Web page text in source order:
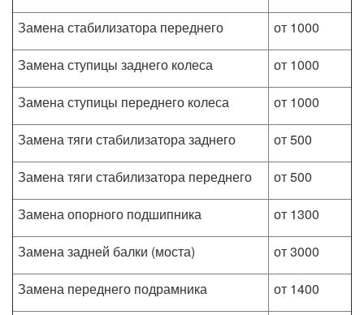
Замена стабилизатора переднего
от 1000
Замена ступицы заднего колеса
от 1000
Замена ступицы переднего колеса
от 1000
Замена тяги стабилизатора заднего
от 500
Замена тяги стабилизатора переднего
от 500
Замена опорного подшипника
от 1300
Замена задней балки (моста)
от 3000
Замена переднего подрамника
от 1400